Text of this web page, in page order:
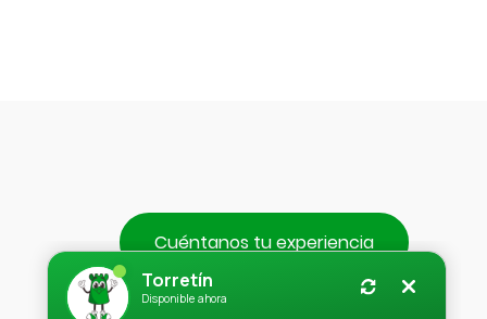
Cuéntanos tu experiencia